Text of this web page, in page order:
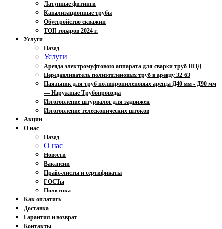
Латунные фитинги
Канализационные трубы
Обустройство скважин
ТОП товаров 2024 г.
Услуги
Назад
Услуги
Аренда электромуфтового аппарата для сварки труб ПНД
Передавливатель полиэтиленовых труб в аренду 32-63
Паяльник для труб полипропиленовых аренда Д40 мм - Д90 мм
— Наружные Трубопроводы
Изготовление штурвалов для задвижек
Изготовление телескопических штоков
Акции
О нас
Назад
О нас
Новости
Вакансии
Прайс-листы и сертификаты
ГОСТы
Политика
Как оплатить
Доставка
Гарантия и возврат
Контакты